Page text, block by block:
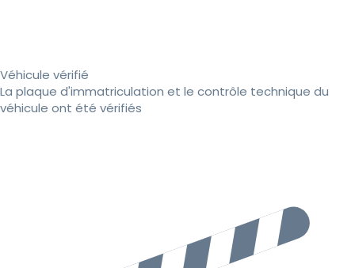
Véhicule vérifié
La plaque d'immatriculation et le contrôle technique du
véhicule ont été vérifiés